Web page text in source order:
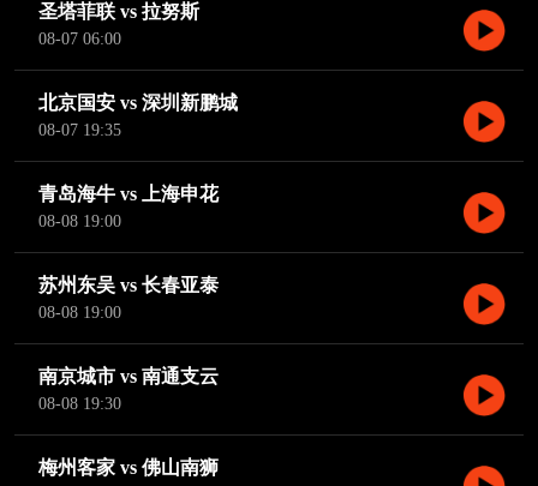
圣塔菲联 vs 拉努斯
08-07 06:00
北京国安 vs 深圳新鹏城
08-07 19:35
青岛海牛 vs 上海申花
08-08 19:00
苏州东吴 vs 长春亚泰
08-08 19:00
南京城市 vs 南通支云
08-08 19:30
梅州客家 vs 佛山南狮